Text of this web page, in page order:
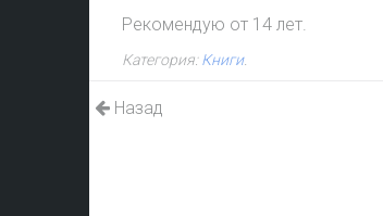
Рекомендую от 14 лет.
Категория:Книги.
Назад